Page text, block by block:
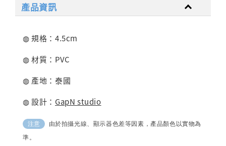
產品資訊
◍ 規格：4.5cm
◍ 材質：PVC
◍ 產地：泰國
◍ 設計： GapN studio
注意
由於拍攝光線、顯示器色差等因素，產品顏色以實物為
準。